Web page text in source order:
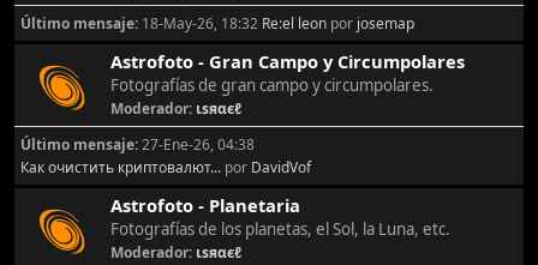
Último mensaje: 18-May-26, 18:32 Re:el leon por josemap
Astrofoto - Gran Campo y Circumpolares
Fotografías de gran campo y circumpolares.
Moderador: ιѕяαєℓ
Último mensaje:27-Ene-26, 04:38
Как очистить криптовалют... por DavidVof
Astrofoto - Planetaria
Fotografías de los planetas, el Sol, la Luna, etc.
Moderador: ιѕяαєℓ